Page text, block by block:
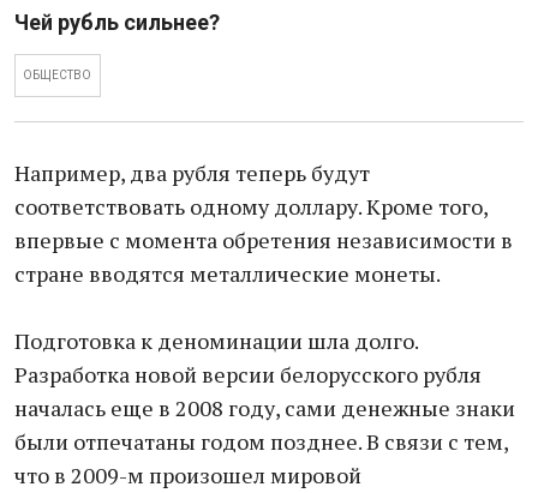
Чей рубль сильнее?
ОБЩЕСТВО
Например, два рубля теперь будут
соответствовать одному доллару. Кроме того,
впервые с момента обретения независимости в
стране вводятся металлические монеты.
Подготовка к деноминации шла долго.
Разработка новой версии белорусского рубля
началась еще в 2008 году, сами денежные знаки
были отпечатаны годом позднее. В связи с тем,
что в 2009-м произошел мировой